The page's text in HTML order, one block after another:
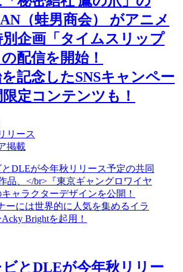
（蛙男商会） がアニメ
企画「タイムスリップ
配信を開始！
記念したSNSキャンペー
定コンテンツも！
リース
掲載
ビとDLEが今年秋リリー